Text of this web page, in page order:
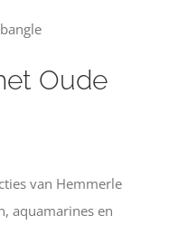
Oude
van Hemmerle
aquamarines en